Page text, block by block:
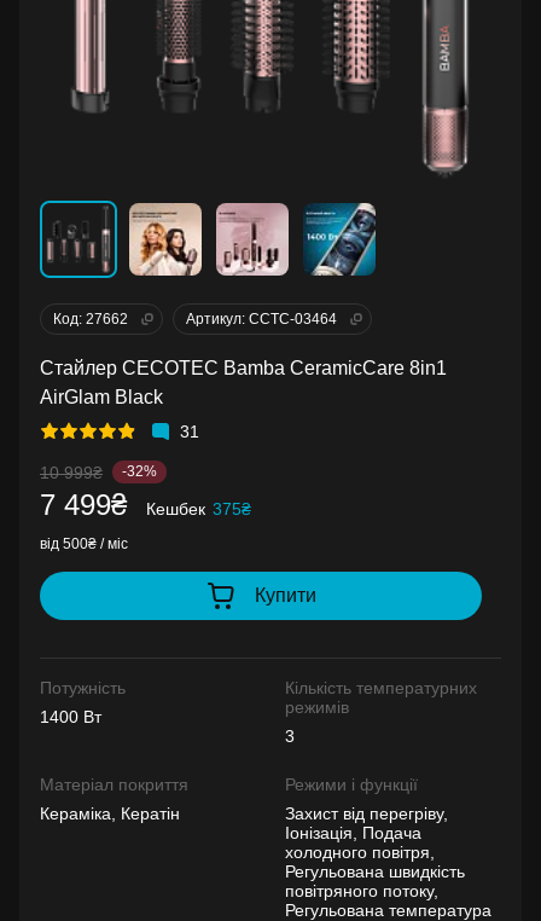
Код: 27662 Артикул: CCTC-03464
Стайлер CECOTEC Bamba CeramicCare 8in1
AirGlam Black
31
10 999₴ -32%
7 499₴ Кешбек 375₴
від 500₴ / міс
Купити
Потужність
1400 Вт
Кількість температурних
режимів
3
Матеріал покриття
Кераміка, Кератін
Режими і функції
Захист від перегріву,
Іонізація, Подача
холодного повітря,
Регульована швидкість
повітряного потоку,
Регульована температура